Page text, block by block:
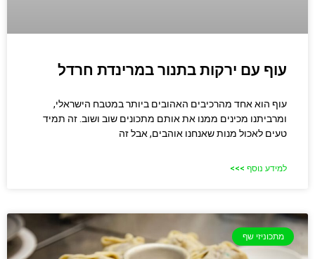
עוף עם ירקות בתנור במרינדת חרדל
עוף הוא אחד מהרכיבים האהובים ביותר במטבח הישראלי,
ומרביתנו מכינים ממנו את אותם מתכונים שוב ושוב. זה תמיד
טעים לאכול מנות שאנחנו אוהבים, אבל זה
למידע נוסף >>>
מתכוניזי שף